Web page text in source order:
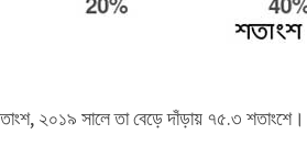
২০১৯ সালে তা বেড়ে দাঁড়ায় ৭৫.৩